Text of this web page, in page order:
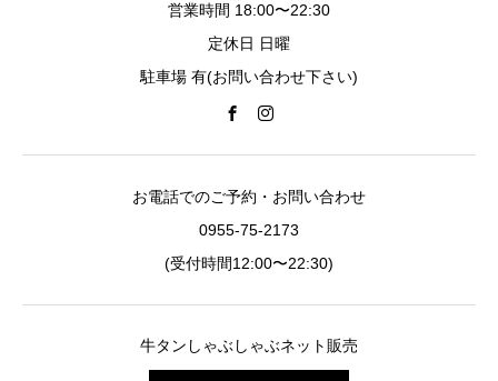
営業時間 18:00〜22:30
定休日 日曜
駐車場 有(お問い合わせ下さい)
お電話でのご予約・お問い合わせ
0955-75-2173
(受付時間12:00〜22:30)
牛タンしゃぶしゃぶネット販売